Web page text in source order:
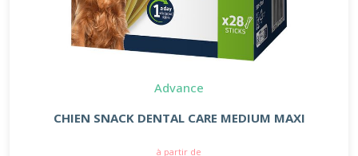
Advance
CHIEN SNACK DENTAL CARE MEDIUM MAXI
à partir de